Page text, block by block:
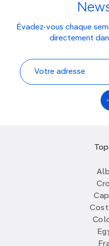
Évadez-vous chaque
directement